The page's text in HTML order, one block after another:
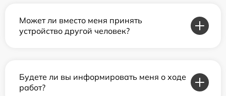
Может ли вместо меня принять
устройство другой человек?
Будете ли вы информировать меня о ходе
работ?